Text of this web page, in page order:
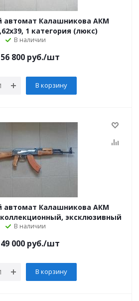
автомат Калашникова АКМ
1 категория (люкс)
В наличии
800 руб./шт
В корзину
автомат Калашникова АКМ
коллекционный, эксклюзивный
В наличии
000 руб./шт
В корзину